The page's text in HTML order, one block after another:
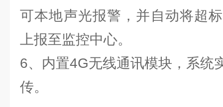
可本地声光报警，并自动将超
上报至监控中心。
6、内置4G无线通讯模块，系统
传。